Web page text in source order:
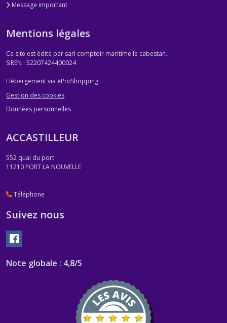
Message important
Mentions légales
Ce site est édité par sarl comptoir maritime le cabestan.
SIREN : 52207424400024
Hébergement via eProShopping
Gestion des cookies
Données personnelles
ACCASTILLEUR
552 quai du port
11210 PORT LA NOUVELLE
Téléphone
Suivez nous
Note globale : 4,8/5